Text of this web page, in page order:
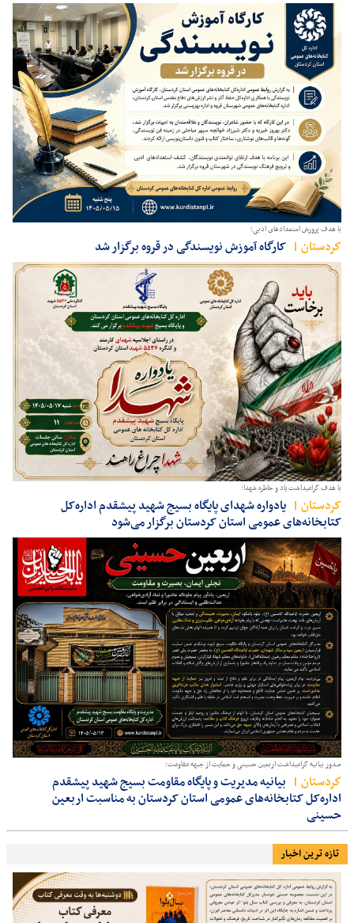
با هدف پرورش استعدادهای ادبی؛
كردستان کارگاه آموزش نویسندگی در قروه برگزار شد
با هدف گرامیداشت یاد و خاطره شهدا؛
كردستان
یادواره شهدای پایگاه بسیج شهید پیشقدم اداره‌کل
کتابخانه‌های عمومی استان کردستان برگزار می‌شود
صدور بیانیه گرامیداشت اربعین حسینی و حمایت از جبهه مقاومت؛
كردستان
بیانیه مدیریت و پایگاه مقاومت بسیج شهید پیشقدم
اداره‌کل کتابخانه‌های عمومی استان کردستان به مناسبت اربعین
حسینی
تازه ترین اخبار